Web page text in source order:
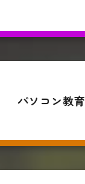
パソコン教育